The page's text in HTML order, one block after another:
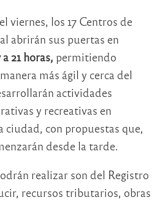
viernes, los 17 Centros de
abrirán sus puertas en
21 horas, permitiendo
más ágil y cerca del
actividades
y recreativas en
con propuestas que,
desde la tarde.
realizar son del Registro
recursos tributarios, obras